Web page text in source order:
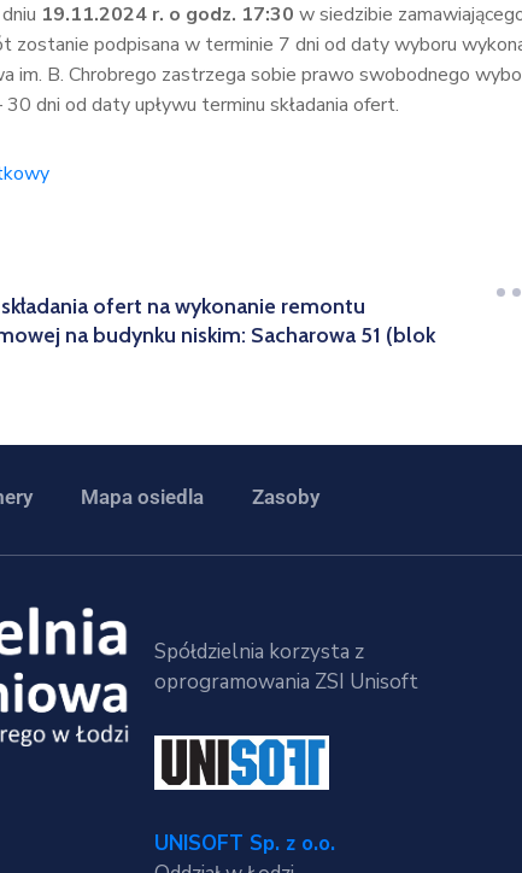
19.11.2024 r. o godz. 17:30 w siedzibie
zostanie podpisana w terminie 7 dni od daty wyboru
im. B. Chrobrego zastrzega sobie prawo swobodnego
dni od daty upływu terminu składania ofert.
ofert na wykonanie remontu
na budynku niskim: Sacharowa 51 (blok
Mapa osiedla Zasoby
Spółdzielnia korzysta z
oprogramowania ZSI Unisoft
UNISOFT Sp. z o.o.